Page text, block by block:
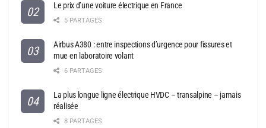
Le prix d’une voiture électrique en France
5 PARTAGES
Airbus A380 : entre inspections d’urgence pour fissures et
mue en laboratoire volant
6 PARTAGES
La plus longue ligne électrique HVDC – transalpine – jamais
réalisée
8 PARTAGES